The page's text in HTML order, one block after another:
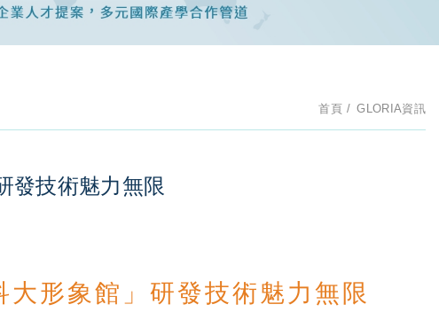
首頁 GLORIA資訊
發技術魅力無限
形象館」研發技術魅力無限